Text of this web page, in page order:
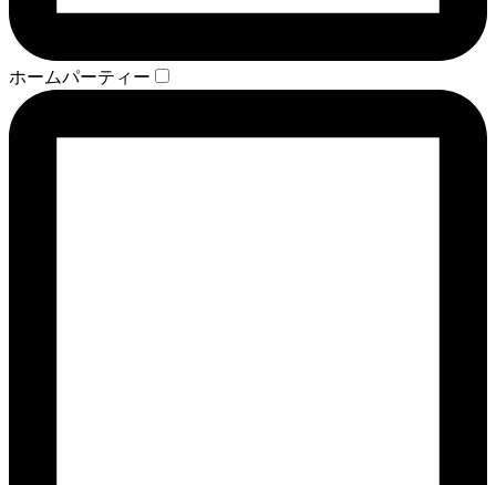
ホームパーティー